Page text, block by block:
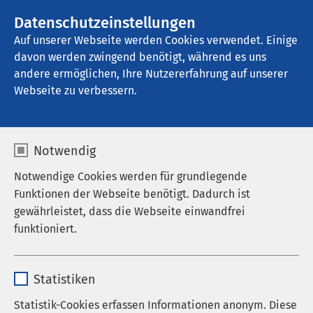
Datenschutzeinstellungen
Auf unserer Webseite werden Cookies verwendet. Einige
davon werden zwingend benötigt, während es uns
andere ermöglichen, Ihre Nutzererfahrung auf unserer
Webseite zu verbessern.
Notwendig
Notwendige Cookies werden für grundlegende
Funktionen der Webseite benötigt. Dadurch ist
gewährleistet, dass die Webseite einwandfrei
funktioniert.
Anbieter sgalinski
Statistiken
Statistik-Cookies erfassen Informationen anonym. Diese
AMEOS Klinikum Aschersleben
Leitbild
Unsere Vision:
• Kompetenz, Vertrauen, Geborgenheit
werden wir es auch sein.